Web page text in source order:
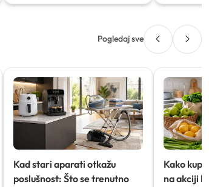
Pogledaj sve
Kad stari aparati otkažu
poslušnost: Što se trenutno
Kako
na akciji